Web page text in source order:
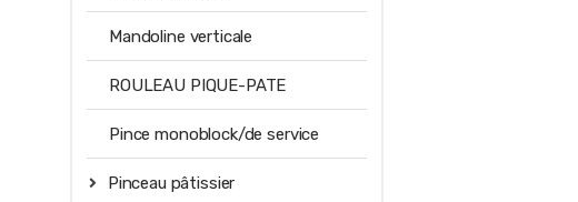
Mandoline verticale
ROULEAU PIQUE-PATE
Pince monoblock/de service
Pinceau pâtissier